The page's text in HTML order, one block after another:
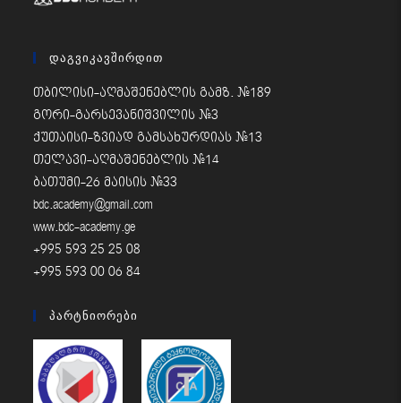
Დაგვიკავშირდით
თბილისი-აღმაშენებლის გამზ. #189
გორი-გარსევანიშვილის #3
ქუთაისი-ზვიად გამსახურდიას #13
თელავი-აღმაშენებლის #14
ბათუმი-26 მაისის #33
bdc.academy@gmail.com
www.bdc-academy.ge
+995 593 25 25 08
+995 593 00 06 84
Პარტნიორები